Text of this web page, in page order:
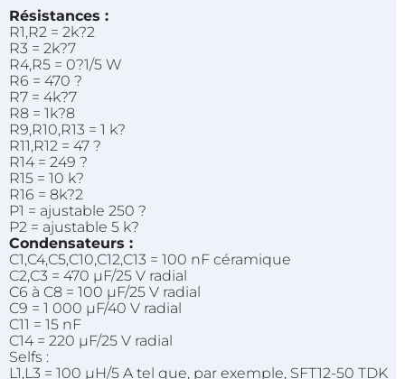
Résistances :
R1,R2 = 2k?2
R3 = 2k?7
R4,R5 = 0?1/5 W
R6 = 470 ?
R7 = 4k?7
R8 = 1k?8
R9,R10,R13 = 1 k?
R11,R12 = 47 ?
R14 = 249 ?
R15 = 10 k?
R16 = 8k?2
P1 = ajustable 250 ?
P2 = ajustable 5 k?
Condensateurs :
C1,C4,C5,C10,C12,C13 = 100 nF céramique
C2,C3 = 470 µF/25 V radial
C6 à C8 = 100 µF/25 V radial
C9 = 1 000 µF/40 V radial
C11 = 15 nF
C14 = 220 µF/25 V radial
Selfs :
L1,L3 = 100 µH/5 A tel que, par exemple, SFT12-50 TDK